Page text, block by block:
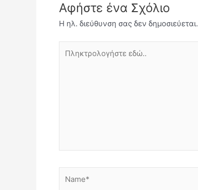
Αφήστε ένα Σχόλιο
Η ηλ. διεύθυνση σας δεν δημοσιεύεται.
εδώ..